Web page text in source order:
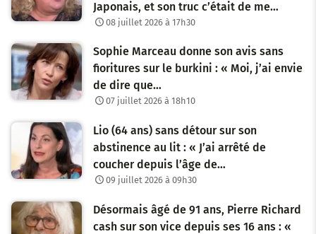
Japonais, et son truc c’était de me…
08 juillet 2026 à 17h30
Sophie Marceau donne son avis sans
fioritures sur le burkini : « Moi, j’ai envie
de dire que…
07 juillet 2026 à 18h10
Lio (64 ans) sans détour sur son
abstinence au lit : « J’ai arrêté de
coucher depuis l’âge de…
09 juillet 2026 à 09h30
Désormais âgé de 91 ans, Pierre Richard
cash sur son vice depuis ses 16 ans : «